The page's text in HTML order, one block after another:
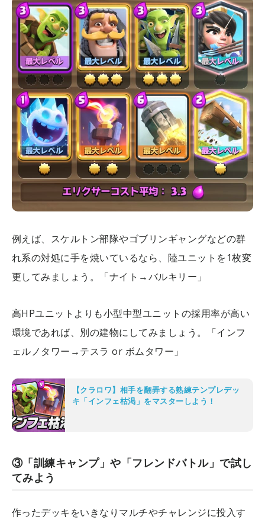
例えば、スケルトン部隊やゴブリンギャングなどの群
れ系の対処に手を焼いているなら、陸ユニットを1枚変
更してみましょう。「ナイト→バルキリー」
高HPユニットよりも小型中型ユニットの採用率が高い
環境であれば、別の建物にしてみましょう。「インフ
ェルノタワー→テスラ or ボムタワー」
【クラロワ】相手を翻弄する熟練テンプレデッ
キ「インフェ枯渇」をマスターしよう！
③「訓練キャンプ」や「フレンドバトル」で試し
てみよう
作ったデッキをいきなりマルチやチャレンジに投入す